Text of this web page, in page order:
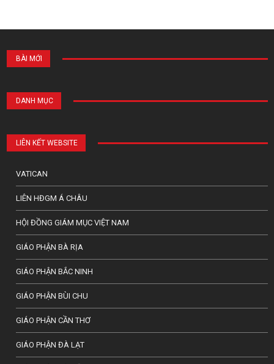
BÀI MỚI
DANH MỤC
LIÊN KẾT WEBSITE
VATICAN
LIÊN HĐGM Á CHÂU
HỘI ĐỒNG GIÁM MỤC VIỆT NAM
GIÁO PHẬN BÀ RỊA
GIÁO PHẬN BẮC NINH
GIÁO PHẬN BÙI CHU
GIÁO PHẬN CẦN THƠ
GIÁO PHẬN ĐÀ LẠT